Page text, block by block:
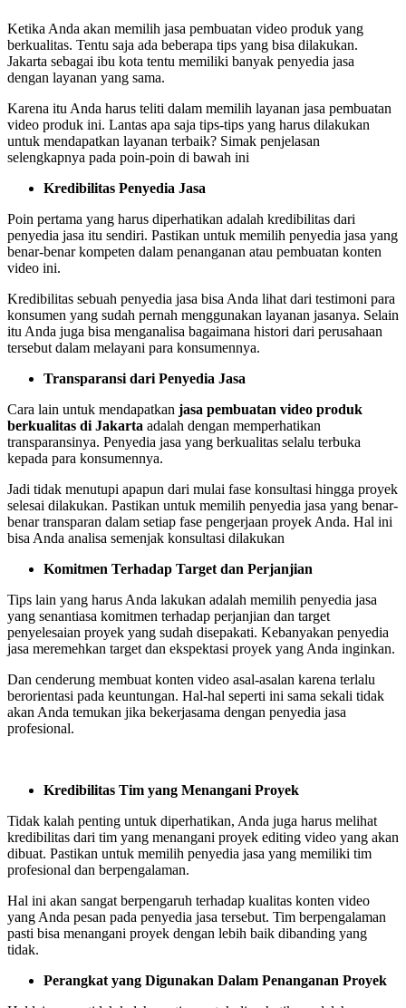
Ketika Anda akan memilih jasa pembuatan video produk yang
berkualitas. Tentu saja ada beberapa tips yang bisa dilakukan.
Jakarta sebagai ibu kota tentu memiliki banyak penyedia jasa
dengan layanan yang sama.
Karena itu Anda harus teliti dalam memilih layanan jasa pembuatan
video produk ini. Lantas apa saja tips-tips yang harus dilakukan
untuk mendapatkan layanan terbaik? Simak penjelasan
selengkapnya pada poin-poin di bawah ini
Kredibilitas Penyedia Jasa
Poin pertama yang harus diperhatikan adalah kredibilitas dari
penyedia jasa itu sendiri. Pastikan untuk memilih penyedia jasa yang
benar-benar kompeten dalam penanganan atau pembuatan konten
video ini.
Kredibilitas sebuah penyedia jasa bisa Anda lihat dari testimoni para
konsumen yang sudah pernah menggunakan layanan jasanya. Selain
itu Anda juga bisa menganalisa bagaimana histori dari perusahaan
tersebut dalam melayani para konsumennya.
Transparansi dari Penyedia Jasa
Cara lain untuk mendapatkan jasa pembuatan video produk
berkualitas di Jakarta adalah dengan memperhatikan
transparansinya. Penyedia jasa yang berkualitas selalu terbuka
kepada para konsumennya.
Jadi tidak menutupi apapun dari mulai fase konsultasi hingga proyek
selesai dilakukan. Pastikan untuk memilih penyedia jasa yang benar-
benar transparan dalam setiap fase pengerjaan proyek Anda. Hal ini
bisa Anda analisa semenjak konsultasi dilakukan
Komitmen Terhadap Target dan Perjanjian
Tips lain yang harus Anda lakukan adalah memilih penyedia jasa
yang senantiasa komitmen terhadap perjanjian dan target
penyelesaian proyek yang sudah disepakati. Kebanyakan penyedia
jasa meremehkan target dan ekspektasi proyek yang Anda inginkan.
Dan cenderung membuat konten video asal-asalan karena terlalu
berorientasi pada keuntungan. Hal-hal seperti ini sama sekali tidak
akan Anda temukan jika bekerjasama dengan penyedia jasa
profesional.
Kredibilitas Tim yang Menangani Proyek
Tidak kalah penting untuk diperhatikan, Anda juga harus melihat
kredibilitas dari tim yang menangani proyek editing video yang akan
dibuat. Pastikan untuk memilih penyedia jasa yang memiliki tim
profesional dan berpengalaman.
Hal ini akan sangat berpengaruh terhadap kualitas konten video
yang Anda pesan pada penyedia jasa tersebut. Tim berpengalaman
pasti bisa menangani proyek dengan lebih baik dibanding yang
tidak.
Perangkat yang Digunakan Dalam Penanganan Proyek